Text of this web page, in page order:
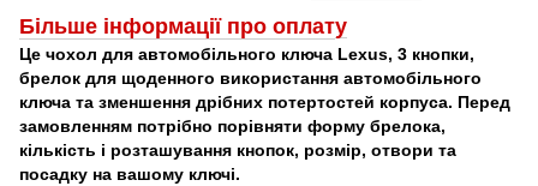
Більше інформації про оплату
Це чохол для автомобільного ключа Lexus, 3 кнопки,
брелок для щоденного використання автомобільного
ключа та зменшення дрібних потертостей корпуса. Перед
замовленням потрібно порівняти форму брелока,
кількість і розташування кнопок, розмір, отвори та
посадку на вашому ключі.